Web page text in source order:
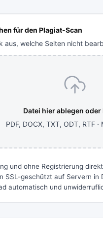
für den Plagiat-Scan
aus, welche Seiten nicht
Datei hier ablegen
PDF, DOCX, TXT, ODT, RTF
und ohne Registrierung
SSL-geschützt auf Servern in
automatisch und